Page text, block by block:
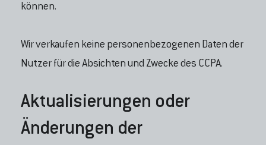
können.
Wir verkaufen keine personenbezogenen Daten der
Nutzer für die Absichten und Zwecke des CCPA.
Aktualisierungen oder
Änderungen der